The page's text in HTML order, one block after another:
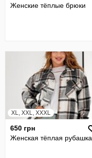
Женские тёплые брюки
XL, XXL, XXXL
650 грн
Женская тёплая рубашка